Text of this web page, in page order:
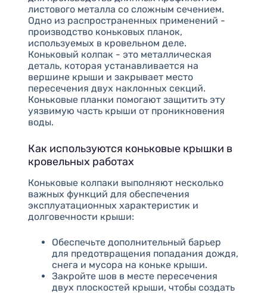
листового металла со сложным сечением.
Одно из распространенных применений -
производство коньковых планок,
используемых в кровельном деле.
Коньковый колпак - это металлическая
деталь, которая устанавливается на
вершине крыши и закрывает место
пересечения двух наклонных секций.
Коньковые планки помогают защитить эту
уязвимую часть крыши от проникновения
воды.
Как используются коньковые крышки в
кровельных работах
Коньковые колпаки выполняют несколько
важных функций для обеспечения
эксплуатационных характеристик и
долговечности крыши:
Обеспечьте дополнительный барьер
для предотвращения попадания дождя,
снега и мусора на коньке крыши.
Закройте шов в месте пересечения
двух плоскостей крыши, чтобы создать